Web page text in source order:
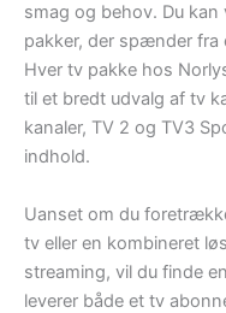
smag og behov. Du
pakker, der spænder fra
Hver tv pakke hos
til et bredt udvalg af tv
kanaler, TV 2 og TV3
indhold.
Uanset om du
tv eller en kombineret
streaming, vil du finde
leverer både et tv